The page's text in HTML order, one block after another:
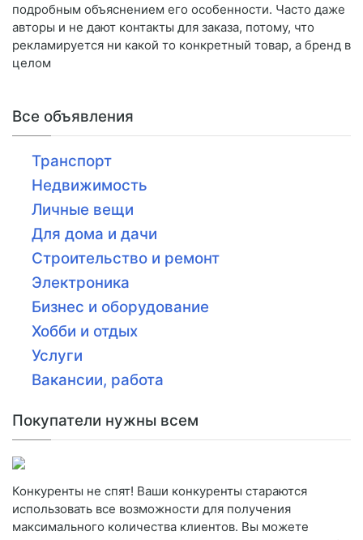
подробным объяснением его особенности. Часто даже
авторы и не дают контакты для заказа, потому, что
рекламируется ни какой то конкретный товар, а бренд в
целом
Все объявления
Транспорт
Недвижимость
Личные вещи
Для дома и дачи
Строительство и ремонт
Электроника
Бизнес и оборудование
Хобби и отдых
Услуги
Вакансии, работа
Покупатели нужны всем
Конкуренты не спят! Ваши конкуренты стараются
использовать все возможности для получения
максимального количества клиентов. Вы можете